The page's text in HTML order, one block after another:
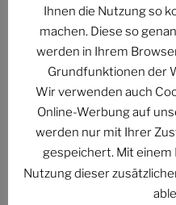
Website
Ihnen die Nutzung so
machen. Diese so
werden in Ihrem
Grundfunktionen der
Wir verwenden auch
Online-Werbung auf
werden nur mit Ihrer
gespeichert. Mit einem
Nutzung dieser